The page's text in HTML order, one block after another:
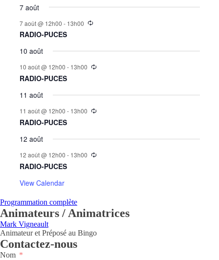
7 août
7 août @ 12h00 - 13h00
RADIO-PUCES
10 août
10 août @ 12h00 - 13h00
RADIO-PUCES
11 août
11 août @ 12h00 - 13h00
RADIO-PUCES
12 août
12 août @ 12h00 - 13h00
RADIO-PUCES
View Calendar
Programmation complète
Animateurs / Animatrices
Mark Vigneault
Animateur et Préposé au Bingo
Contactez-nous
Nom